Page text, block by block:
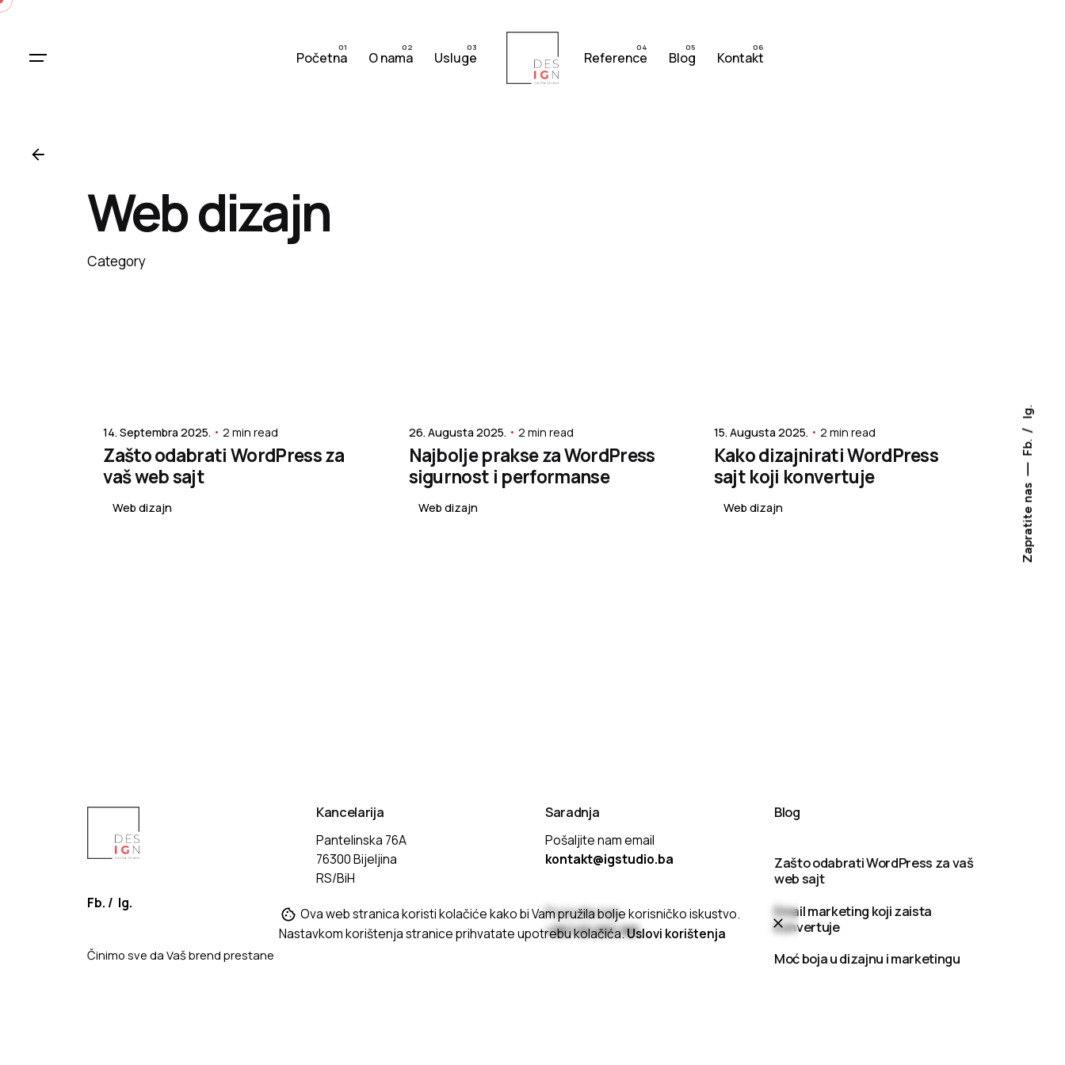
Zapratite nas
Fb.
Ig.
Skip
content
Početna O nama Usluge Reference Blog Kontakt
Web dizajn
Category
14. Septembra 2025. 2 min read
Zašto odabrati WordPress za
vaš web sajt
Web dizajn
26. Augusta 2025. 2 min read
Najbolje prakse za WordPress
sigurnost i performanse
Web dizajn
15. Augusta 2025. 2 min read
Kako dizajnirati WordPress
sajt koji konvertuje
Web dizajn
Fb. / Ig.
Činimo sve da Vaš brend prestane
Kancelarija
Pantelinska 76A
76300 Bijeljina
RS/BiH
Saradnja
Pošaljite nam email
kontakt@igstudio.ba
Pozovite nas
+387 65 055 185
Blog
Zašto odabrati WordPress za vaš
web sajt
Email marketing koji zaista
konvertuje
Moć boja u dizajnu i marketingu
Ova web stranica koristi kolačiće kako bi Vam pružila bolje korisničko iskustvo.
Nastavkom korištenja stranice prihvatate upotrebu kolačića.Uslovi korištenja